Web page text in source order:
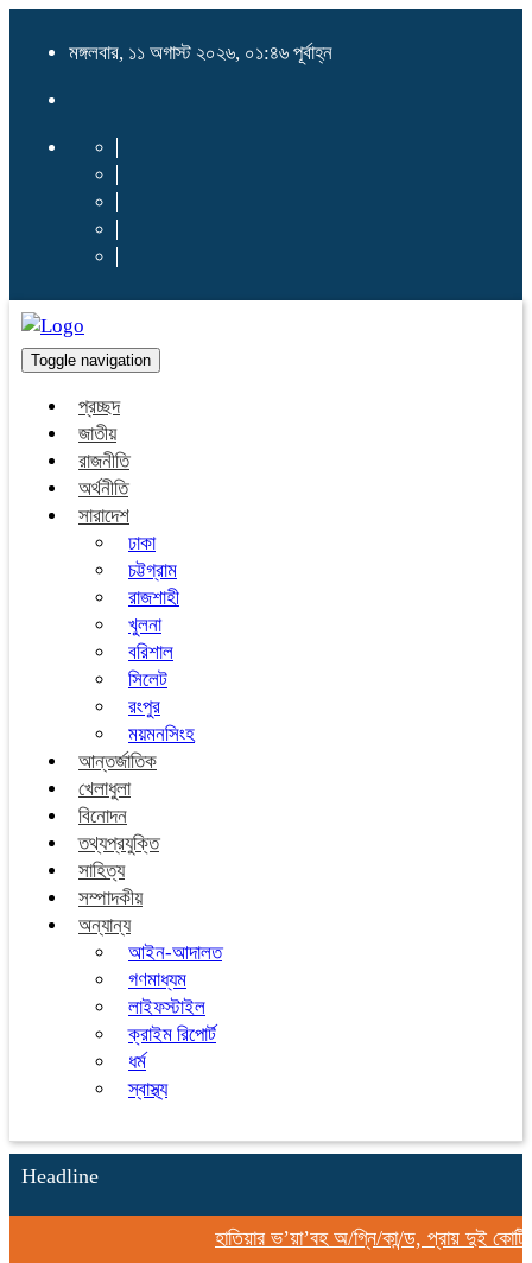
মঙ্গলবার, ১১ অগাস্ট ২০২৬, ০১:৪৬ পূর্বাহ্ন
Toggle navigation
প্রচ্ছদ
জাতীয়
রাজনীতি
অর্থনীতি
সারাদেশ
ঢাকা
চট্টগ্রাম
রাজশাহী
খুলনা
বরিশাল
সিলেট
রংপুর
ময়মনসিংহ
আন্তর্জাতিক
খেলাধুলা
বিনোদন
তথ্যপ্রযুক্তি
সাহিত্য
সম্পাদকীয়
অন্যান্য
আইন-আদালত
গণমাধ্যম
লাইফস্টাইল
ক্রাইম রিপোর্ট
ধর্ম
স্বাস্থ্য
Headline
হাতিয়ার ভ’য়া’বহ অ/গ্নি/কা/ন্ড, প্রায় দুই কোটি